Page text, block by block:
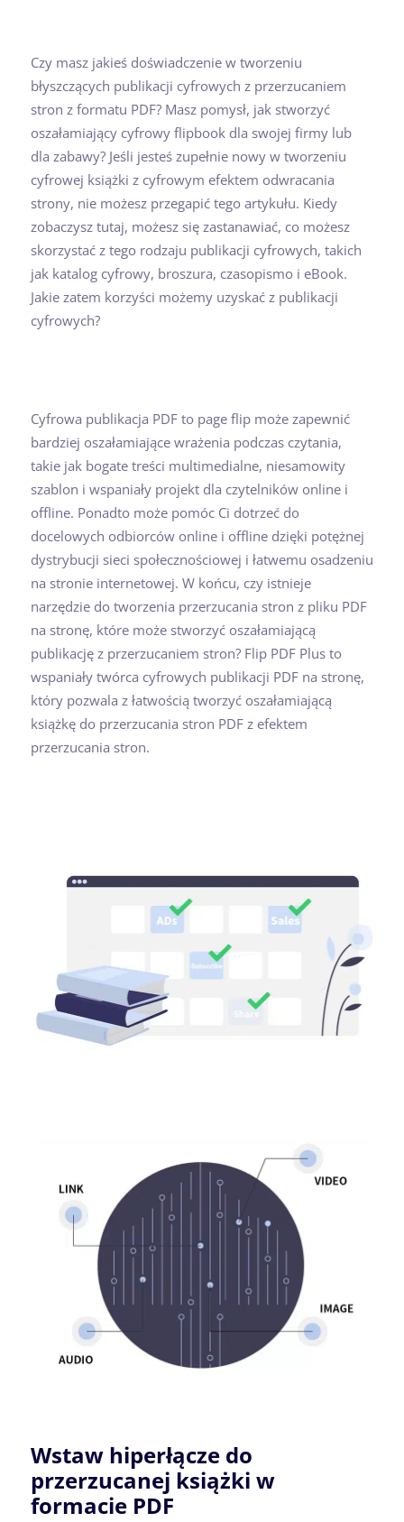
Czy masz jakieś doświadczenie w tworzeniu
błyszczących publikacji cyfrowych z przerzucaniem
stron z formatu PDF? Masz pomysł, jak stworzyć
oszałamiający cyfrowy flipbook dla swojej firmy lub
dla zabawy? Jeśli jesteś zupełnie nowy w tworzeniu
cyfrowej książki z cyfrowym efektem odwracania
strony, nie możesz przegapić tego artykułu. Kiedy
zobaczysz tutaj, możesz się zastanawiać, co możesz
skorzystać z tego rodzaju publikacji cyfrowych, takich
jak katalog cyfrowy, broszura, czasopismo i eBook.
Jakie zatem korzyści możemy uzyskać z publikacji
cyfrowych?
Cyfrowa publikacja PDF to page flip może zapewnić
bardziej oszałamiające wrażenia podczas czytania,
takie jak bogate treści multimedialne, niesamowity
szablon i wspaniały projekt dla czytelników online i
offline. Ponadto może pomóc Ci dotrzeć do
docelowych odbiorców online i offline dzięki potężnej
dystrybucji sieci społecznościowej i łatwemu osadzeniu
na stronie internetowej. W końcu, czy istnieje
narzędzie do tworzenia przerzucania stron z pliku PDF
na stronę, które może stworzyć oszałamiającą
publikację z przerzucaniem stron? Flip PDF Plus to
wspaniały twórca cyfrowych publikacji PDF na stronę,
który pozwala z łatwością tworzyć oszałamiającą
książkę do przerzucania stron PDF z efektem
przerzucania stron.
Wstaw hiperłącze do
przerzucanej książki w
formacie PDF